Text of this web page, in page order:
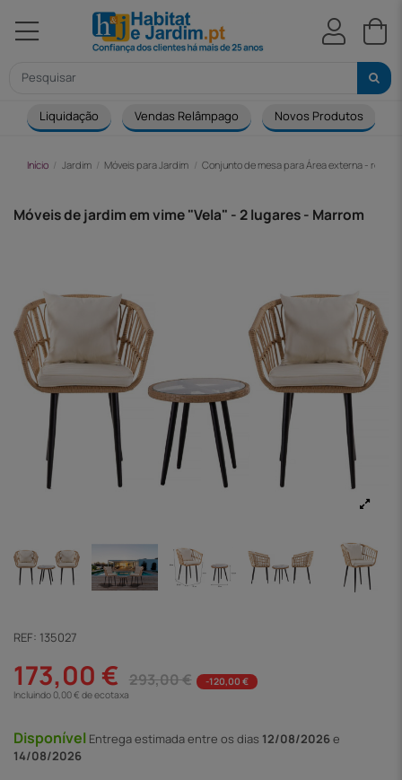
Liquidação Vendas Relâmpago Novos Produtos
Início Jardim Móveis para Jardim Conjunto de mesa para Área externa - resina
Móveis de jardim em vime "Vela" - 2 lugares - Marrom
REF: 135027
173,00 € 293,00 €
-120,00 €
Incluindo 0,00 € de ecotaxa
Disponível Entregaestimada entre os dias 12/08/2026e
14/08/2026